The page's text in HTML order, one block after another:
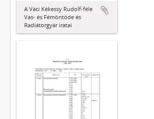
A Váci Kékessy Rudolf-féle
Vas- és Fémöntöde és
Radiátorgyár iratai